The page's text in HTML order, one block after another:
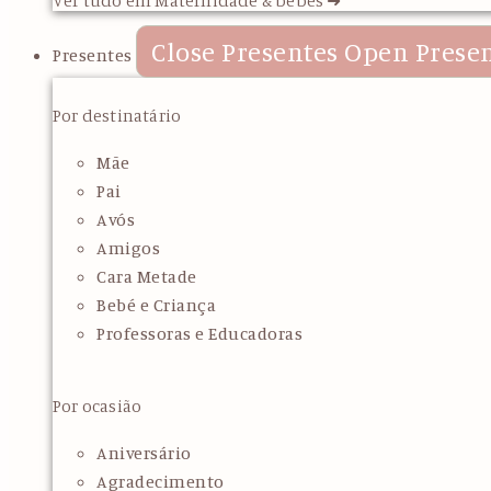
Presentes Close Presentes Open
Por destinatário
Mãe
Pai
Avós
Amigos
Cara Metade
Bebé e Criança
Professoras e Educadoras
Por ocasião
Aniversário
Agradecimento